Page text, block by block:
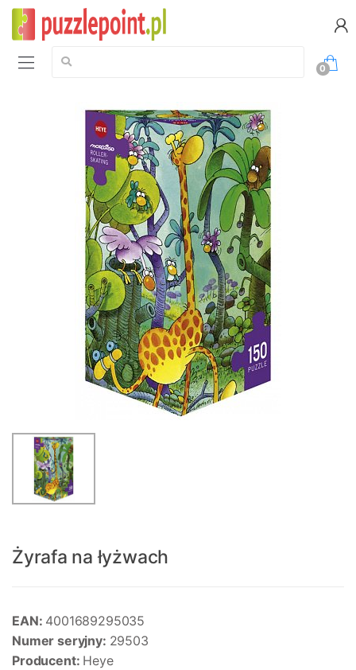
Szukaj:
0
Żyrafa na łyżwach
EAN: 4001689295035
Numer seryjny: 29503
Producent: Heye